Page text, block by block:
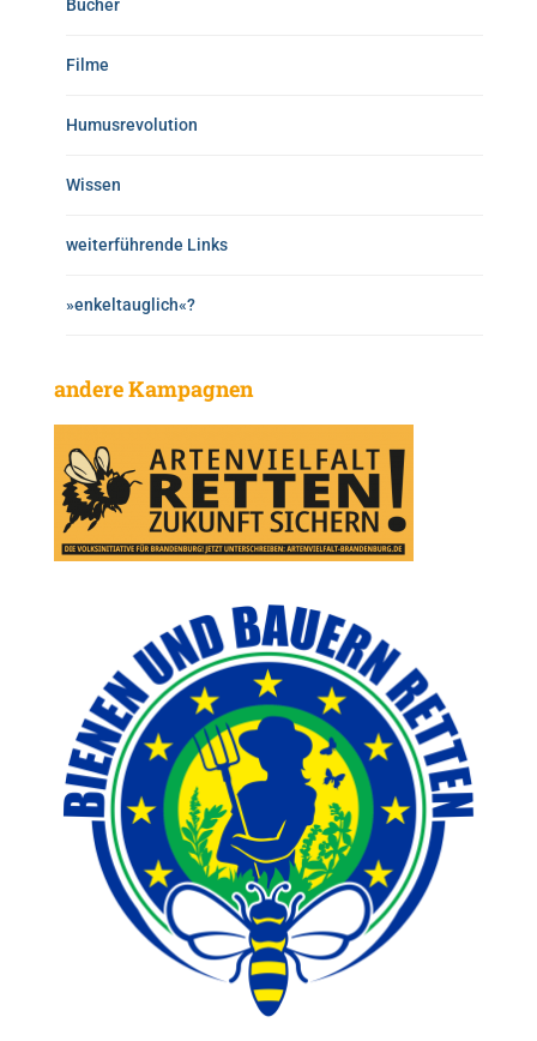
Bücher
Filme
Humusrevolution
Wissen
weiterführende Links
»enkeltauglich«?
andere Kampagnen